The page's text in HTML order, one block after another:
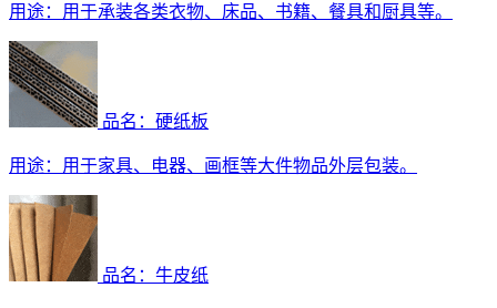
用途： 用于承装各类衣物、床品、书籍、餐具和厨具等。
品名：硬纸板
用途： 用于家具、电器、画框等大件物品外层包装。
品名：牛皮纸